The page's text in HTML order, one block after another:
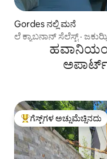
Gordes ನಲ್ಲಿ ಮನೆ
ಲೆ ಕ್ಯಾಬನಾನ್ ಸೆಲೆಸ್ಟ್ ·
ಗೆಸ್ಟ್‌ಗಳಿಗೆ ಅತಿ ಹೆಚ್ಚು
ಗೆಸ್ಟ್‌ಗಳ ಅಚ್ಚುಮೆಚ್ಚಿನದು